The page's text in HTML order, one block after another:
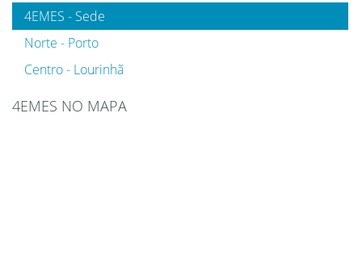
4EMES - Sede
Norte - Porto
Centro - Lourinhã
4EMES NO MAPA